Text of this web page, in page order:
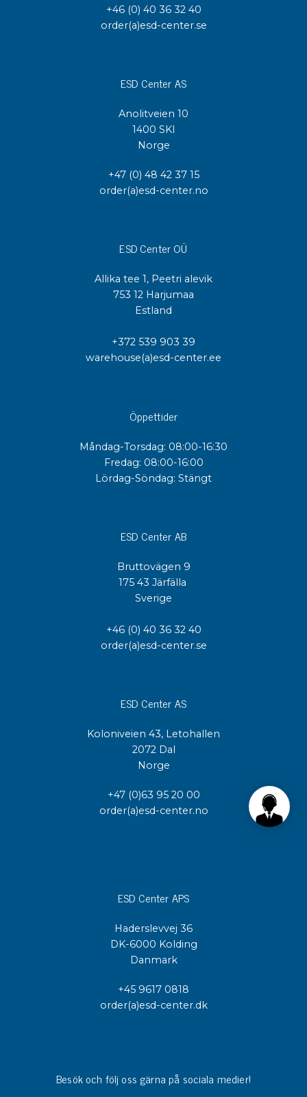
+46 (0) 40 36 32 40
order(a)esd-center.se
ESD Center AS
Anolitveien 10
1400 SKI
Norge
+47 (0) 48 42 37 15
order(a)esd-center.no
ESD Center OÜ
Allika tee 1, Peetri alevik
753 12 Harjumaa
Estland
+372 539 903 39
warehouse(a)esd-center.ee
Öppettider
Måndag-Torsdag: 08:00-16:30
Fredag: 08:00-16:00
Lördag-Söndag: Stängt
ESD Center AB
Bruttovägen 9
175 43 Järfälla
Sverige
+46 (0) 40 36 32 40
order(a)esd-center.se
ESD Center AS
Koloniveien 43, Letohallen
2072 Dal
Norge
+47 (0)63 95 20 00
order(a)esd-center.no
ESD Center APS
Haderslevvej 36
DK-6000 Kolding
Danmark
+45 9617 0818
order(a)esd-center.dk
Besök och följ oss gärna på sociala medier!